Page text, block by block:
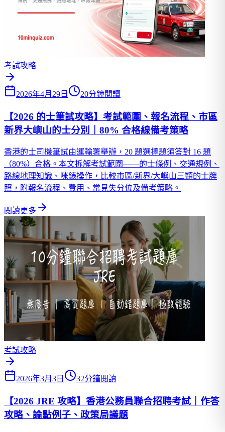
考試攻略
2026年4月29日 20分鐘閱讀
【2026 的士筆試攻略】考試範圍、報名流程、市區
新界大嶼山的士分別｜80% 合格線備考策略
香港的士司機筆試由運輸署舉辦，20 題選擇題須答對 16 題
（80%）合格。本文拆解考試範圍——的士條例、交通規例、
路線地理知識、咪錶操作，比較市區/新界/大嶼山三類的士牌
照，附報名流程、費用、常見失分位及備考策略。
閱讀更多
考試攻略
2026年3月3日 32分鐘閱讀
【2026 JRE 攻略】香港公務員聯合招聘考試｜作答
攻略、論點例子、政策局議題